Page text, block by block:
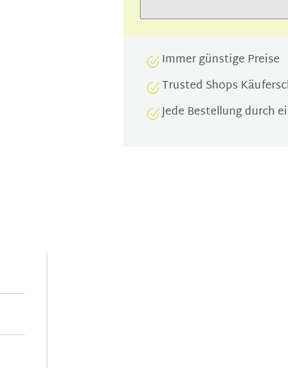
Immer günstige Preise
Trusted Shops
Jede Bestellung durch